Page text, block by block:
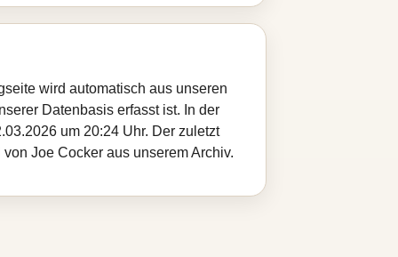
wird automatisch aus unseren
Datenbasis erfasst ist. In der
um 20:24 Uhr. Der zuletzt
Joe Cocker aus unserem Archiv.